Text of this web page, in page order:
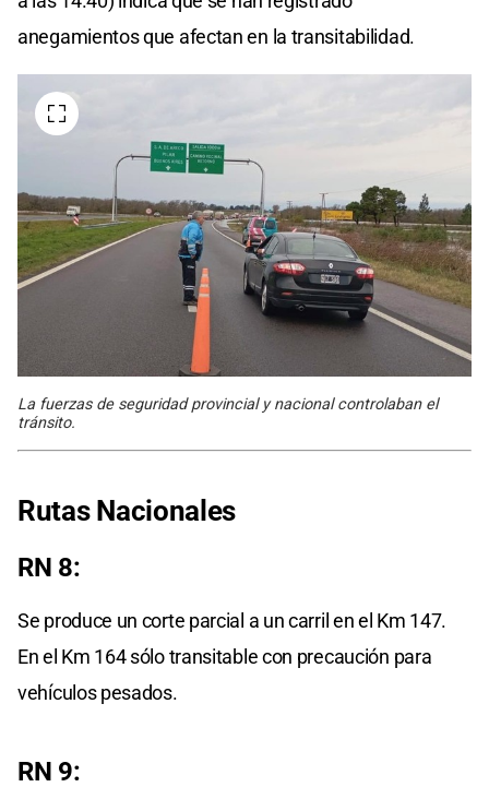
anegamientos que afectan en la transitabilidad.
La fuerzas de seguridad provincial y nacional controlaban el
tránsito.
Rutas Nacionales
RN 8:
Se produce un corte parcial a un carril en el Km 147.
En el Km 164 sólo transitable con precaución para
vehículos pesados.
RN 9: